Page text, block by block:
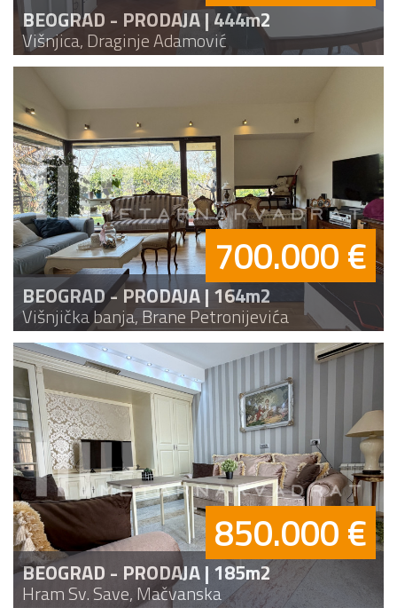
BEOGRAD - PRODAJA | 444m2
Višnjica, Draginje Adamović
BEOGRAD - PRODAJA | 164m2
Višnjička banja, Brane Petronijevića
700.000 €
BEOGRAD - PRODAJA | 185m2
Hram Sv. Save, Mačvanska
850.000 €